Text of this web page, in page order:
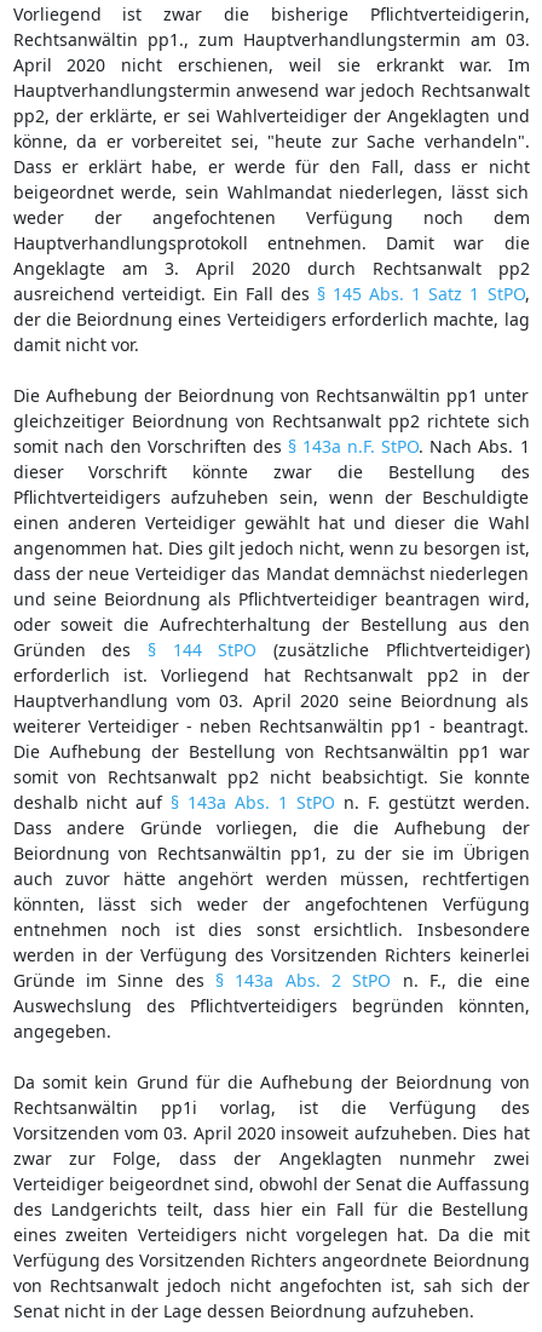
Vorliegend ist zwar die bisherige Pflichtverteidigerin,
Rechtsanwältin pp1., zum Hauptverhandlungstermin am 03.
April 2020 nicht erschienen, weil sie erkrankt war. Im
Hauptverhandlungstermin anwesend war jedoch Rechtsanwalt
pp2, der erklärte, er sei Wahlverteidiger der Angeklagten und
könne, da er vorbereitet sei, "heute zur Sache verhandeln".
Dass er erklärt habe, er werde für den Fall, dass er nicht
beigeordnet werde, sein Wahlmandat niederlegen, lässt sich
weder der angefochtenen Verfügung noch dem
Hauptverhandlungsprotokoll entnehmen. Damit war die
Angeklagte am 3. April 2020 durch Rechtsanwalt pp2
ausreichend verteidigt. Ein Fall des § 145 Abs. 1 Satz 1 StPO,
der die Beiordnung eines Verteidigers erforderlich machte, lag
damit nicht vor.
Die Aufhebung der Beiordnung von Rechtsanwältin pp1 unter
gleichzeitiger Beiordnung von Rechtsanwalt pp2 richtete sich
somit nach den Vorschriften des § 143a n.F. StPO. Nach Abs. 1
dieser Vorschrift könnte zwar die Bestellung des
Pflichtverteidigers aufzuheben sein, wenn der Beschuldigte
einen anderen Verteidiger gewählt hat und dieser die Wahl
angenommen hat. Dies gilt jedoch nicht, wenn zu besorgen ist,
dass der neue Verteidiger das Mandat demnächst niederlegen
und seine Beiordnung als Pflichtverteidiger beantragen wird,
oder soweit die Aufrechterhaltung der Bestellung aus den
Gründen des § 144 StPO (zusätzliche Pflichtverteidiger)
erforderlich ist. Vorliegend hat Rechtsanwalt pp2 in der
Hauptverhandlung vom 03. April 2020 seine Beiordnung als
weiterer Verteidiger - neben Rechtsanwältin pp1 - beantragt.
Die Aufhebung der Bestellung von Rechtsanwältin pp1 war
somit von Rechtsanwalt pp2 nicht beabsichtigt. Sie konnte
deshalb nicht auf § 143a Abs. 1 StPO n. F. gestützt werden.
Dass andere Gründe vorliegen, die die Aufhebung der
Beiordnung von Rechtsanwältin pp1, zu der sie im Übrigen
auch zuvor hätte angehört werden müssen, rechtfertigen
könnten, lässt sich weder der angefochtenen Verfügung
entnehmen noch ist dies sonst ersichtlich. Insbesondere
werden in der Verfügung des Vorsitzenden Richters keinerlei
Gründe im Sinne des § 143a Abs. 2 StPO n. F., die eine
Auswechslung des Pflichtverteidigers begründen könnten,
angegeben.
Da somit kein Grund für die Aufhebung der Beiordnung von
Rechtsanwältin pp1i vorlag, ist die Verfügung des
Vorsitzenden vom 03. April 2020 insoweit aufzuheben. Dies hat
zwar zur Folge, dass der Angeklagten nunmehr zwei
Verteidiger beigeordnet sind, obwohl der Senat die Auffassung
des Landgerichts teilt, dass hier ein Fall für die Bestellung
eines zweiten Verteidigers nicht vorgelegen hat. Da die mit
Verfügung des Vorsitzenden Richters angeordnete Beiordnung
von Rechtsanwalt jedoch nicht angefochten ist, sah sich der
Senat nicht in der Lage dessen Beiordnung aufzuheben.